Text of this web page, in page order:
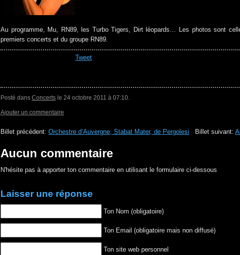
Au programme, Mu, RN89, les Turbo Tigers, Dirt léopards… Les photos sont
premiers concerts et du groupe RN89.
Tweet
Posté dans Concerts le 24 octobre 2011 à 07:10.
Ajouter un commentaire
Billet précédent: Orchestre d’Auvergne, Stabat Mater, de Pergolesi Billet suivant:
Aucun commentaire
N'hésite pas à apporter ton commentaire en utilisant le formulaire ci-dessous
Laisser une réponse
Ton Nom (obligatoire)
Ton Email (obligatoire mais non diffusé)
Ton site web personnel